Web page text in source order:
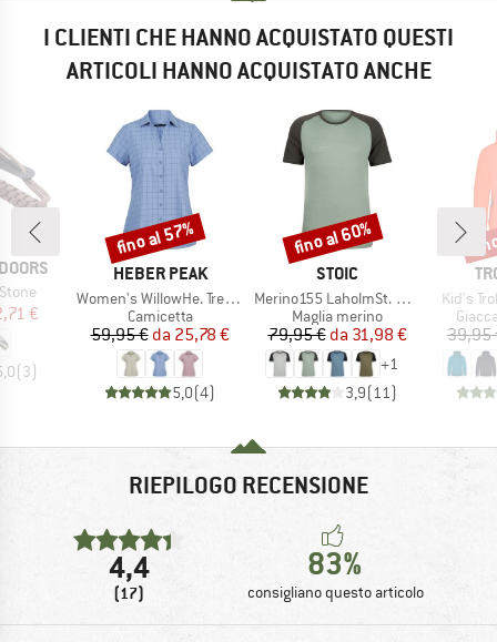
I CLIENTI CHE HANNO ACQUISTATO QUESTI
ARTICOLI HANNO ACQUISTATO ANCHE
ridotto
€
(3)
MARCHIO
HEBER PEAK
Articolo
Women's WillowHe. Trekking Shirt S/S
Gruppo di prodotti
Camicetta
Prezzo
59,95 € Prezzo ridotto
da 25,78 €
5,0(4)
Sconto
fino al 57%
MARCHIO
STOIC
Articolo
Merino155 LaholmSt. Raglan Shirt
Gruppo di prodotti
Maglia merino
Prezzo
79,95 € Prezzo ridotto
da 31,98 €
+1
3,9(11 )
Sconto
fino al 60%
Articolo
Kid's
39,95
RIEPILOGO RECENSIONE
4,4
(17)
83%
consigliano questo articolo